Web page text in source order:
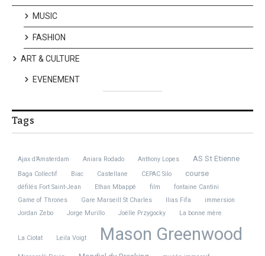
MUSIC
FASHION
ART & CULTURE
EVENEMENT
Tags
Ajax d’Amsterdam Aniara Rodado Anthony Lopes AS St Etienne
Baga Collectif Biac Castellane CEPAC Silo course
défilés Fort Saint-Jean Ethan Mbappé film
fontaine Cantini
Game of Thrones
Gare Marseill St Charles Ilias Fifa
immersion
Jordan Zebo
Jorge Murillo Joëlle Przygocky La bonne mère
La Ciotat Leila Voigt Mason Greenwood